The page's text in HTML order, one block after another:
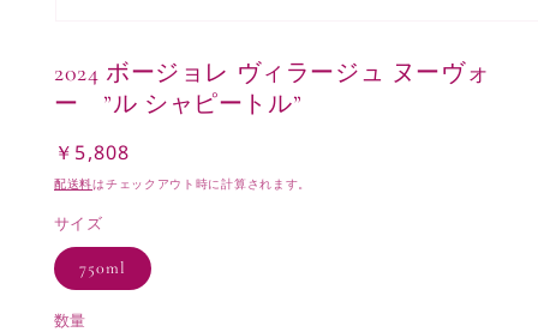
ダ
デ
ィ
(1)
を
開
く
2024 ボージョレ ヴィラージュ ヌーヴォ
ー ”ル シャピートル”
通
常
格
￥5,808
配送料はチェックアウト時に計算されます。
サイズ
750ml
数量